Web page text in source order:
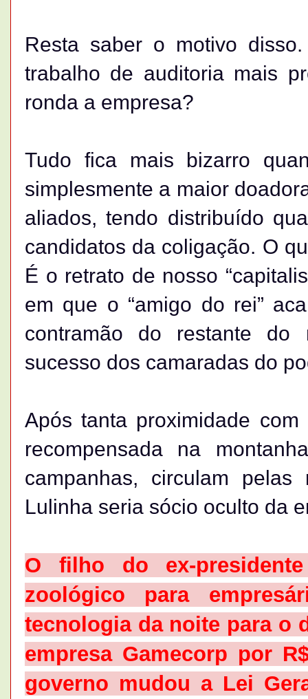
Resta saber o motivo
trabalho de auditoria mais
ronda a empresa?
Tudo fica mais bizarro
simplesmente a maior
aliados, tendo distribuído
candidatos da coligação. O
É o retrato de nosso
em que o “amigo do rei”
contramão do restante do
sucesso dos camaradas do
Após tanta proximidade
recompensada na
campanhas, circulam
Lulinha seria sócio oculto da
O filho do ex-
zoológico para
tecnologia da noite para o
empresa Gamecorp por
governo mudou a Lei